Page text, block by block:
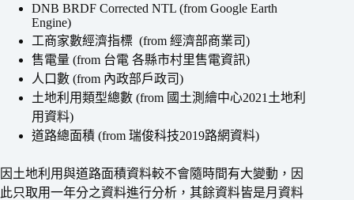
DNB BRDF Corrected NTL (from Google Earth
Engine)
工商家數經濟指標 (from 經濟部商業司)
售電量 (from 台電 各縣市村里售電資訊)
人口數 (from 內政部戶政司)
土地利用類型總數 (from 國土測繪中心2021土地利
用資料)
道路總面積 (from 瑞俊科技2019路網資料)
因土地利用與道路面積資料較不會隨時間有大變動，因
此只取用一年分之資料進行分析，其餘資料皆是月資料